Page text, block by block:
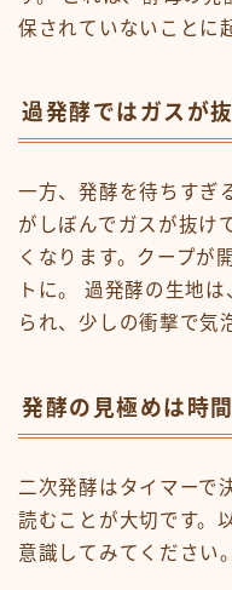
保されていないことに
過発酵ではガスが
一方、発酵を待ちすぎ
がしぼんでガスが抜け
くなります。クープが
トに。 過発酵の生地
られ、少しの衝撃で気
発酵の見極めは時
二次発酵はタイマーで
読むことが大切です。
意識してみてください。